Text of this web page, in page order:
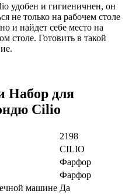
удобен и гигиеничнен, он
не только на рабочем столе
и найдет себе место на
столе. Готовить в такой
Набор для
Cilio
2198
CILIO
Фарфор
Фарфор
машине Да